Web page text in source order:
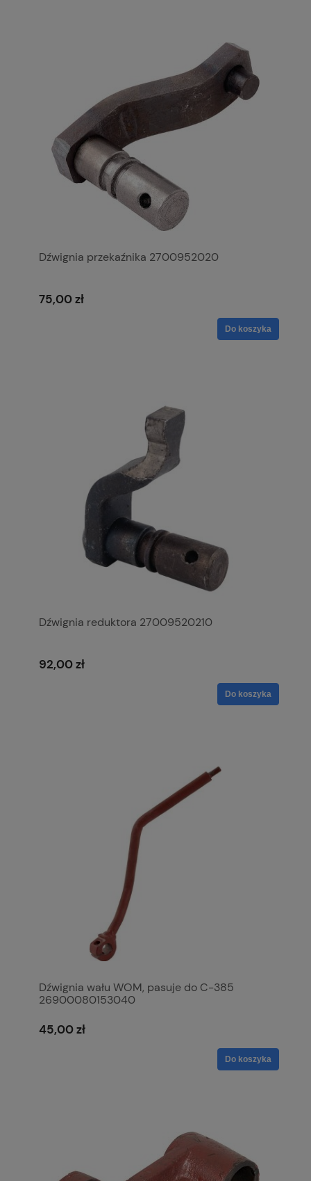
Dźwignia przekaźnika 2700952020
75,00 zł
Do koszyka
Dźwignia reduktora 27009520210
92,00 zł
Do koszyka
Dźwignia wału WOM, pasuje do C-385
26900080153040
45,00 zł
Do koszyka